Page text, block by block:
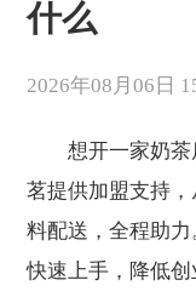
什么
2026年08月06日
想开一家奶茶
茗提供加盟支持
料配送，全程助
快速上手，降低